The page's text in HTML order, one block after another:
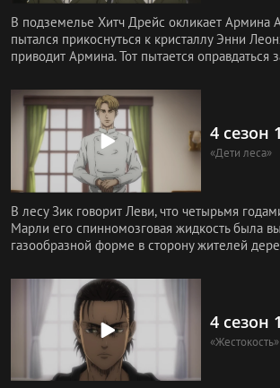
В подземелье Хитч Дрейс окликает Армина
пытался прикоснуться к кристаллу Энни
приводит Армина. Тот пытается оправдаться
4 сезон
«Дети леса»
В лесу Зик говорит Леви, что четырьмя
Марли его спинномозговая жидкость была
газообразной форме в сторону жителей
4 сезон
«Жестокость»